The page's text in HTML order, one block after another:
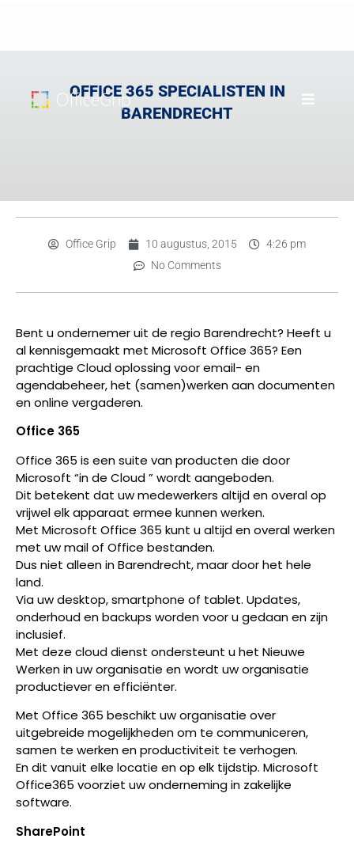
OFFICE 365 SPECIALISTEN IN
BARENDRECHT
Office Grip 10 augustus, 2015
4:26 pm
No Comments
Bent u ondernemer uit de regio Barendrecht? Heeft u
al kennisgemaakt met Microsoft Office 365? Een
prachtige Cloud oplossing voor email- en
agendabeheer, het (samen)werken aan documenten
en online vergaderen.
Office 365
Office 365 is een suite van producten die door
Microsoft “in de Cloud ” wordt aangeboden.
Dit betekent dat uw medewerkers altijd en overal op
vrijwel elk apparaat ermee kunnen werken.
Met Microsoft Office 365 kunt u altijd en overal werken
met uw mail of Office bestanden.
Dus niet alleen in Barendrecht, maar door het hele
land.
Via uw desktop, smartphone of tablet. Updates,
onderhoud en backups worden voor u gedaan en zijn
inclusief.
Met deze cloud dienst ondersteunt u het Nieuwe
Werken in uw organisatie en wordt uw organisatie
productiever en efficiënter.
Met Office 365 beschikt uw organisatie over
uitgebreide mogelijkheden om te communiceren,
samen te werken en productiviteit te verhogen.
En dit vanuit elke locatie en op elk tijdstip. Microsoft
Office365 voorziet uw onderneming in zakelijke
software.
SharePoint